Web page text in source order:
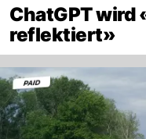
ChatGPT
reflektiert»